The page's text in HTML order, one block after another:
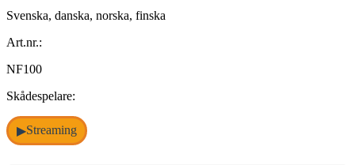
Svenska, danska, norska, finska
Art.nr.:
NF100
Skådespelare:
▶Streaming